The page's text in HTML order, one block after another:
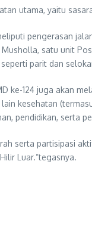
utama, yaitu
pengerasan
satu unit
parit dan
ke-124 juga akan
kesehatan
pendidikan, serta
serta partisipasi
Luar.”tegasnya.